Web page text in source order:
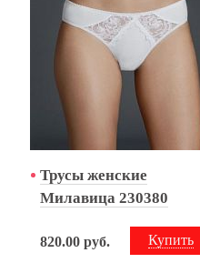
Трусы женские
Милавица 230380
Купить
820.00 руб.